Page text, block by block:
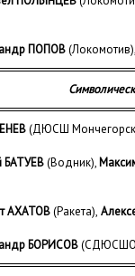
ПОПОВ
(ДЮСШ
БАТУЕВ(Водник),
АХАТОВ(Ракета),
БОРИСОВ